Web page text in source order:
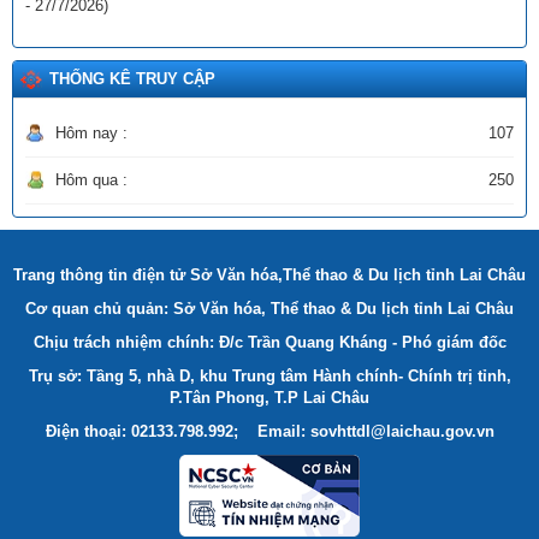
khen thưởng về Dân quân tự vệ)
- 27/7/2026)
THỐNG KÊ TRUY CẬP
Hôm nay : 107
Hôm qua : 250
Trang thông tin điện tử Sở Văn hóa,Thể thao & Du lịch tỉnh Lai Châu
Cơ quan chủ quản: Sở Văn hóa, Thể thao & Du lịch tỉnh Lai Châu
Chịu trách nhiệm chính: Đ/c Trần Quang Kháng - Phó giám đốc
Trụ sở: Tầng 5, nhà D, khu Trung tâm Hành chính- Chính trị tỉnh,
P.Tân Phong, T.P Lai Châu
Điện thoại: 02133.798.992; Email: sovhttdl@laichau.gov.vn